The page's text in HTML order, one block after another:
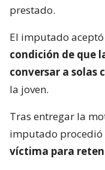
prestado.
El imputado
condición de que
conversar a solas
la joven.
Tras entregar la
imputado procedió
víctima para